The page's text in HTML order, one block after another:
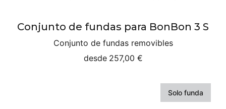
Conjunto de fundas para BonBon 3 S
Conjunto de fundas removibles
desde 257,00 €
Solo funda